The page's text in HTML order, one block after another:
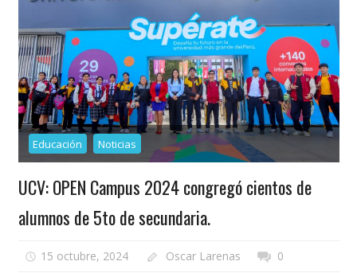
Educación Noticias
UCV: OPEN Campus 2024 congregó cientos de
alumnos de 5to de secundaria.
15 octubre, 2024 Oscar Larenas 0